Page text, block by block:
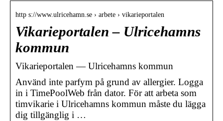
http s://www.ulricehamn.se › arbete › vikarieportalen
Vikarieportalen – Ulricehamns
kommun
Vikarieportalen — Ulricehamns kommun
Använd inte parfym på grund av allergier. Logga
in i TimePoolWeb från dator. För att arbeta som
timvikarie i Ulricehamns kommun måste du lägga
dig tillgänglig i …